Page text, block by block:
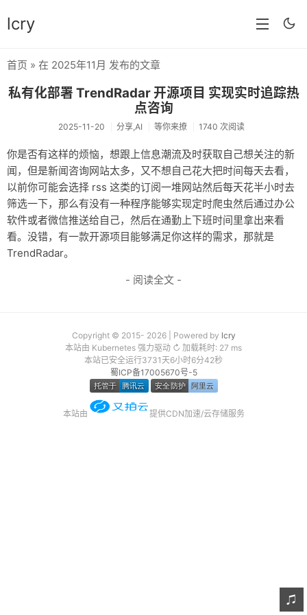
lcry
分类
分享
技术
教程
生活
AI
关于
首页 » 在 2025年11月 发布的文章
私有化部署 TrendRadar 开源项目 实现实时追踪热
点咨询
2025-11-20 分享,AI 等你来撩 1740 次阅读
你是否有这样的烦恼，想跟上信息潮流及时获取自己想关注的新
闻，但是新闻咨询网站太多，又不想自己花大把时间每天去看，
以前你可能会选择 rss 这类的订阅一堆网站然后每天花半小时去
筛选一下，那么有没有一种程序能够实现定时爬虫然后通过办公
软件或者微信推送给自己，然后在通勤上下班时间里拿出来看
看。没错，有一款开源项目能够满足你这样的需求，那就是
TrendRadar。
- 阅读全文 -
Copyright © 2015- 2026 | Powered by lcry
本站由 Kubernetes 强力驱动 ↻ 加载耗时: 27 ms
本站已安全运行3731天6小时6分42秒
蜀ICP备17005670号-5
本站由 提供CDN加速/云存储服务